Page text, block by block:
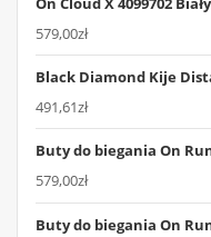
579,00zł
Black Diamond Kije
491,61zł
Buty do biegania On
579,00zł
Buty do biegania On